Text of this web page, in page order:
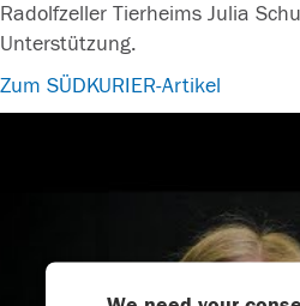
Radolfzeller Tierheims Julia
Unterstützung.
Zum SÜDKURIER-Artikel